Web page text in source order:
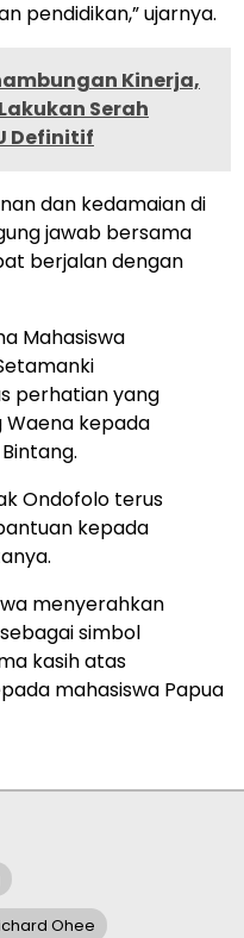
pendidikan,” ujarnya.
Kinerja,
Serah
Definitif
dan kedamaian di
jawab bersama
berjalan dengan
Mahasiswa
perhatian yang
Waena kepada
Ondofolo terus
kepada
menyerahkan
simbol
kasih atas
mahasiswa Papua
Ohee